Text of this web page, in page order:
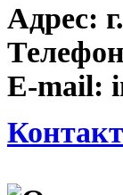
Адрес:
E-mail: